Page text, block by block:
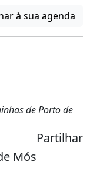
à sua agenda
de Porto de
Partilhar
Mós